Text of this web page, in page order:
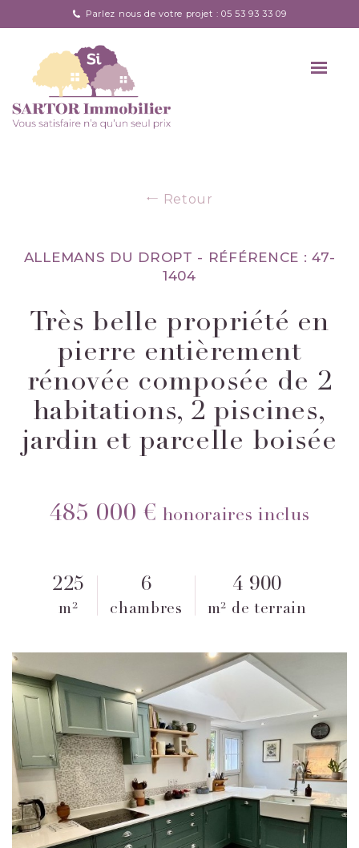
Parlez nous de votre projet : 05 53 93 33 09
Retour
ALLEMANS DU DROPT - RÉFÉRENCE : 47-
1404
Très belle propriété en
pierre entièrement
rénovée composée de 2
habitations, 2 piscines,
jardin et parcelle boisée
485 000 € honoraires inclus
225
m²
6
chambres
4 900
m² de terrain